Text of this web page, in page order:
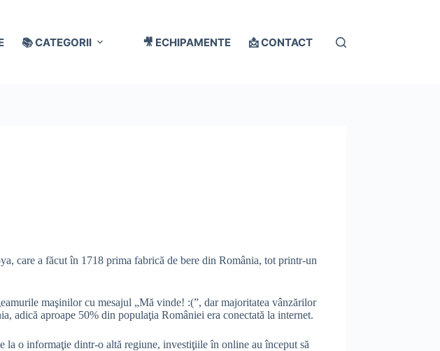
📚 CATEGORII 🎥 ECHIPAMENTE 📩 CONTACT
care a făcut în 1718 prima fabrică de bere din România, tot printr-un
maşinilor cu mesajul „Mă vinde! :(”, dar majoritatea vânzărilor
adică aproape 50% din populaţia României era conectată la internet.
o informaţie dintr-o altă regiune, investiţiile în online au început să